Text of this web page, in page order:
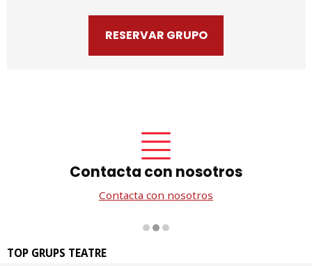
RESERVAR GRUPO
Contacta con nosotros
Contacta con nosotros
TOP GRUPS TEATRE